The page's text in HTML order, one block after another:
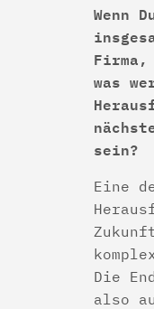
Wenn
was
sein?
Eine
Die
also